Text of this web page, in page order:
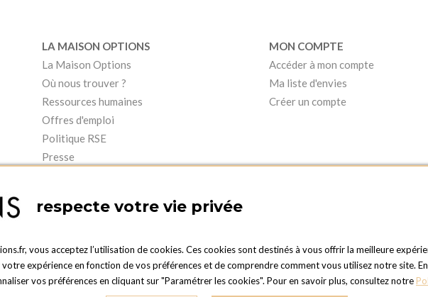
LA MAISON OPTIONS
La Maison Options
Où nous trouver ?
Ressources humaines
Offres d'emploi
Politique RSE
Presse
MON COMPTE
Accéder à mon compte
Ma liste d'envies
Créer un compte
BOUTIQUE OPTIONS LUXEMBOURG
2, avenue Grand-Duc Jean
respecte votre vie privée
vous acceptez l’utilisation de cookies. Ces cookies sont destinés à vous offrir la meilleure
expérience en fonction de vos préférences et de comprendre comment vous utilisez notre site.
vos préférences en cliquant sur "Paramétrer les cookies". Pour en savoir plus, consultez notre